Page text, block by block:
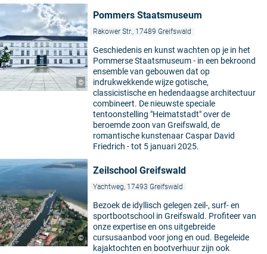
©
Pommers Staatsmuseum
Rakower Str., 17489 Greifswald
Geschiedenis en kunst wachten op je in het
Pommerse Staatsmuseum - in een bekroond
ensemble van gebouwen dat op
indrukwekkende wijze gotische,
classicistische en hedendaagse architectuur
combineert. De nieuwste speciale
tentoonstelling "Heimatstadt" over de
beroemde zoon van Greifswald, de
romantische kunstenaar Caspar David
Friedrich - tot 5 januari 2025.
©
Zeilschool Greifswald
Yachtweg, 17493 Greifswald
Bezoek de idyllisch gelegen zeil-, surf- en
sportbootschool in Greifswald. Profiteer van
onze expertise en ons uitgebreide
cursusaanbod voor jong en oud. Begeleide
kajaktochten en bootverhuur zijn ook